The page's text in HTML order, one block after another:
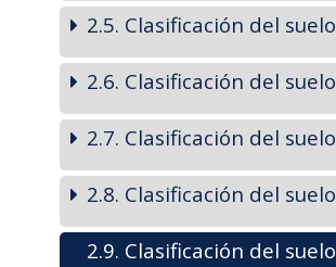
2.5. Clasificación del suelo
2.6. Clasificación del suelo
2.7. Clasificación del suelo
2.8. Clasificación del suelo
2.9. Clasificación del suelo